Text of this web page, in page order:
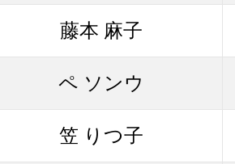
藤本 麻子
ペ ソンウ
笠 りつ子